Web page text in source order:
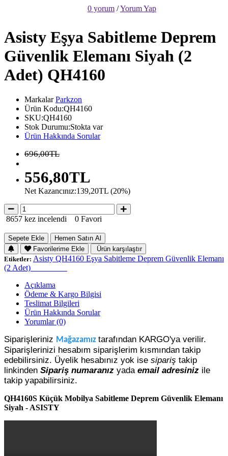
0 yorum /Yorum Yap
Asisty Eşya Sabitleme Deprem
Güvenlik Elemanı Siyah (2
Adet) QH4160
MarkalarParkzon
Ürün Kodu:QH4160
SKU:QH4160
Stok Durumu:Stokta var
Ürün Hakkında Sorular
696,00TL
556,80TL
Net Kazancınız:139,20TL (20%)
8657 kez incelendi 0 Favori
Sepete Ekle
Hemen Satın Al
Favorilerime Ekle
Ürün karşılaştır
Etiketler: Asisty QH4160 Eşya Sabitleme Deprem Güvenlik Elemanı
(2 Adet)_________
Açıklama
Ödeme & Kargo Bilgisi
Teslimat Bilgileri
Ürün Hakkında Sorular
Yorumlar (0)
Siparişleriniz Mağazamız tarafından KARGO'ya verilir.
Siparişlerinizi hesabım siparişlerim kısmından takip
edebilirsiniz. Üyelik hesabınız yok ise sipariş takip
linkinden Sipariş numaranız yada email adresiniz ile
takip yapabilirsiniz.
QH4160S Küçük Mobilya Sabitleme Deprem Güvenlik Elemanı
Siyah - ASISTY